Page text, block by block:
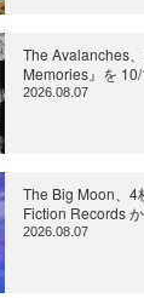
The Avalanches
Memories』を 10/
2026.08.07
The Big Moon、4
Fiction Records
2026.08.07